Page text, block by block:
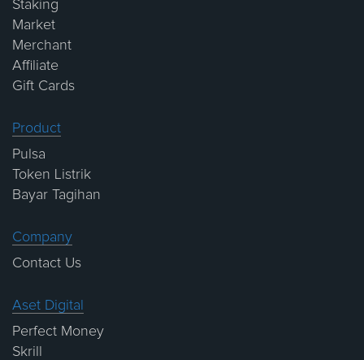
Staking
Market
Merchant
Affiliate
Gift Cards
Product
Pulsa
Token Listrik
Bayar Tagihan
Company
Contact Us
Aset Digital
Perfect Money
Skrill